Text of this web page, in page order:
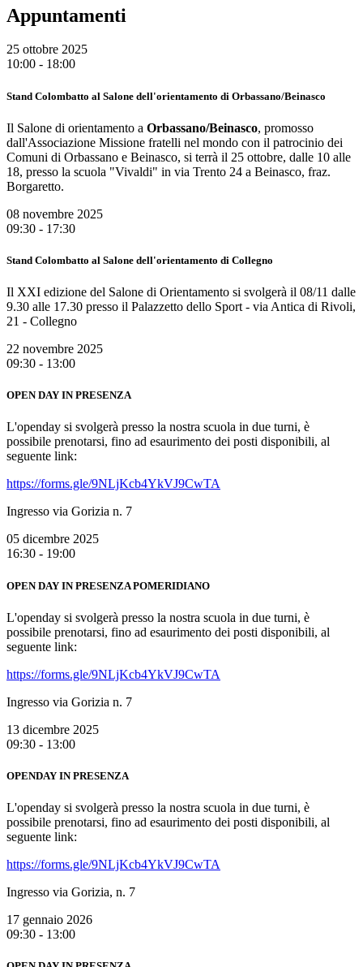
Appuntamenti
25 ottobre 2025
10:00 - 18:00
Stand Colombatto al Salone dell'orientamento di Orbassano/Beinasco
Il Salone di orientamento a Orbassano/Beinasco, promosso
dall'Associazione Missione fratelli nel mondo con il patrocinio dei
Comuni di Orbassano e Beinasco, si terrà il 25 ottobre, dalle 10 alle
18, presso la scuola "Vivaldi" in via Trento 24 a Beinasco, fraz.
Borgaretto.
08 novembre 2025
09:30 - 17:30
Stand Colombatto al Salone dell'orientamento di Collegno
Il XXI edizione del Salone di Orientamento si svolgerà il 08/11 dalle
9.30 alle 17.30 presso il Palazzetto dello Sport - via Antica di Rivoli,
21 - Collegno
22 novembre 2025
09:30 - 13:00
OPEN DAY IN PRESENZA
L'openday si svolgerà presso la nostra scuola in due turni, è
possibile prenotarsi, fino ad esaurimento dei posti disponibili, al
seguente link:
https://forms.gle/9NLjKcb4YkVJ9CwTA
Ingresso via Gorizia n. 7
05 dicembre 2025
16:30 - 19:00
OPEN DAY IN PRESENZA POMERIDIANO
L'openday si svolgerà presso la nostra scuola in due turni, è
possibile prenotarsi, fino ad esaurimento dei posti disponibili, al
seguente link:
https://forms.gle/9NLjKcb4YkVJ9CwTA
Ingresso via Gorizia n. 7
13 dicembre 2025
09:30 - 13:00
OPENDAY IN PRESENZA
L'openday si svolgerà presso la nostra scuola in due turni, è
possibile prenotarsi, fino ad esaurimento dei posti disponibili, al
seguente link:
https://forms.gle/9NLjKcb4YkVJ9CwTA
Ingresso via Gorizia, n. 7
17 gennaio 2026
09:30 - 13:00